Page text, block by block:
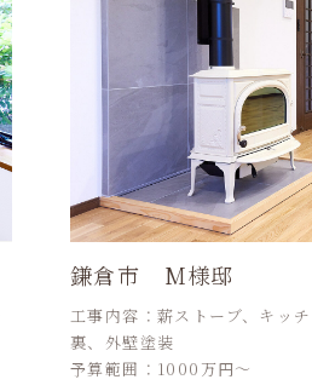
鎌倉市 M様邸
工事内容：薪ストーブ、キッ
裏、外壁塗装
予算範囲：1000万円～